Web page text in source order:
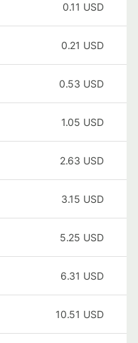
0.11 USD
0.21 USD
0.53 USD
1.05 USD
2.63 USD
3.15 USD
5.25 USD
6.31 USD
10.51 USD